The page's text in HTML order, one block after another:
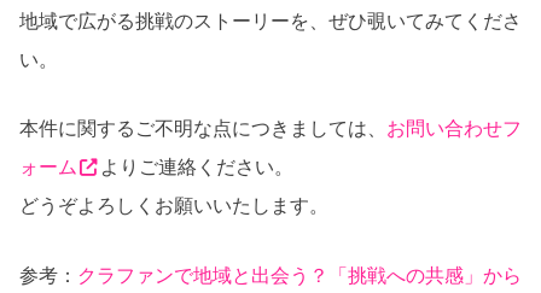
地域で広がる挑戦のストーリーを、ぜひ覗いてみてくださ
い。
本件に関するご不明な点につきましては、 お問い合わせフ
ォーム
よりご連絡ください。
どうぞよろしくお願いいたします。
参考： クラファンで地域と出会う？「挑戦への共感」から